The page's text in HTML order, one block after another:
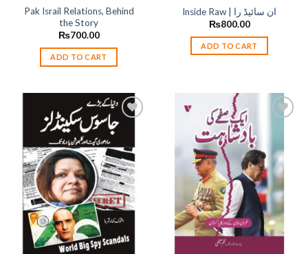
Pak Israil Relations, Behind
the Story
₨700.00
ADD TO CART
Inside Raw | ان سائیڈ را
₨800.00
ADD TO CART
Add to
wishlist
Add to
wishlist